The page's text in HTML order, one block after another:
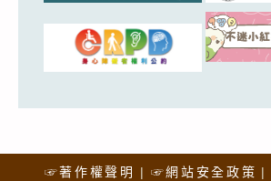
☞著作權聲明 ☞網站安全政策